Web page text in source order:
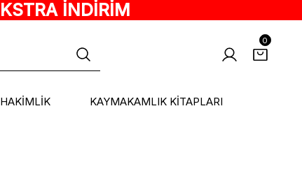
İNDİRİM
0
KAYMAKAMLIK KİTAPLARI